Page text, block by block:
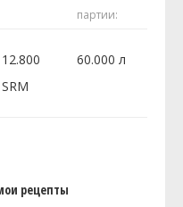
20 г
1 шт
рецепты
партии:
12.800
SRM
60.000 л